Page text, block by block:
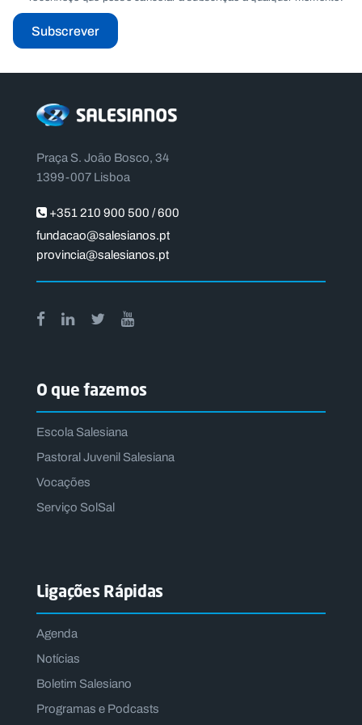
Subscrever
Praça S. João Bosco, 34
1399-007 Lisboa
+351 210 900 500 / 600
fundacao@salesianos.pt
provincia@salesianos.pt
O que fazemos
Escola Salesiana
Pastoral Juvenil Salesiana
Vocações
Serviço SolSal
Ligações Rápidas
Agenda
Notícias
Boletim Salesiano
Programas e Podcasts